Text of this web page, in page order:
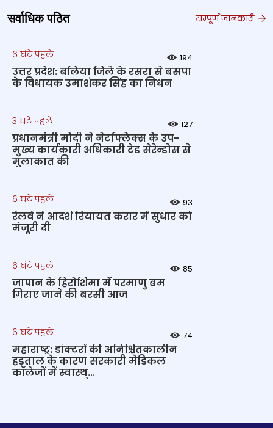
सर्वाधिक पठित सम्पूर्ण जानकारी
6 घंटे पहले 194
उत्तर प्रदेश: बलिया जिले के रसरा से बसपा
के विधायक उमाशंकर सिंह का निधन
3 घंटे पहले 127
प्रधानमंत्री मोदी ने नेटफ्लिक्स के उप-
मुख्य कार्यकारी अधिकारी टेड सेरेन्डोस से
मुलाकात की
6 घंटे पहले 93
रेलवे ने आदर्श रियायत करार में सुधार को
मंजूरी दी
6 घंटे पहले 85
जापान के हिरोशिमा में परमाणु बम
गिराए जाने की बरसी आज
6 घंटे पहले 74
महाराष्ट्र: डॉक्टरों की अनिश्चितकालीन
हड़ताल के कारण सरकारी मेडिकल
कॉलेजों में स्वास्थ्...